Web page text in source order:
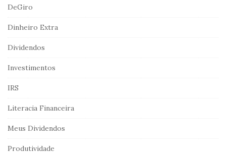
c
f
r
:
DeGiro
Dinheiro Extra
Dividendos
Investimentos
IRS
Literacia Financeira
Meus Dividendos
Produtividade